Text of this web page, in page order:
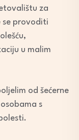
za
se provoditi
u malim
od šećerne
s